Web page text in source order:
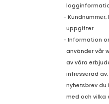
-
uppgifter
- Information
använder vår
av våra
intresserad
nyhetsbrev
med och vilka